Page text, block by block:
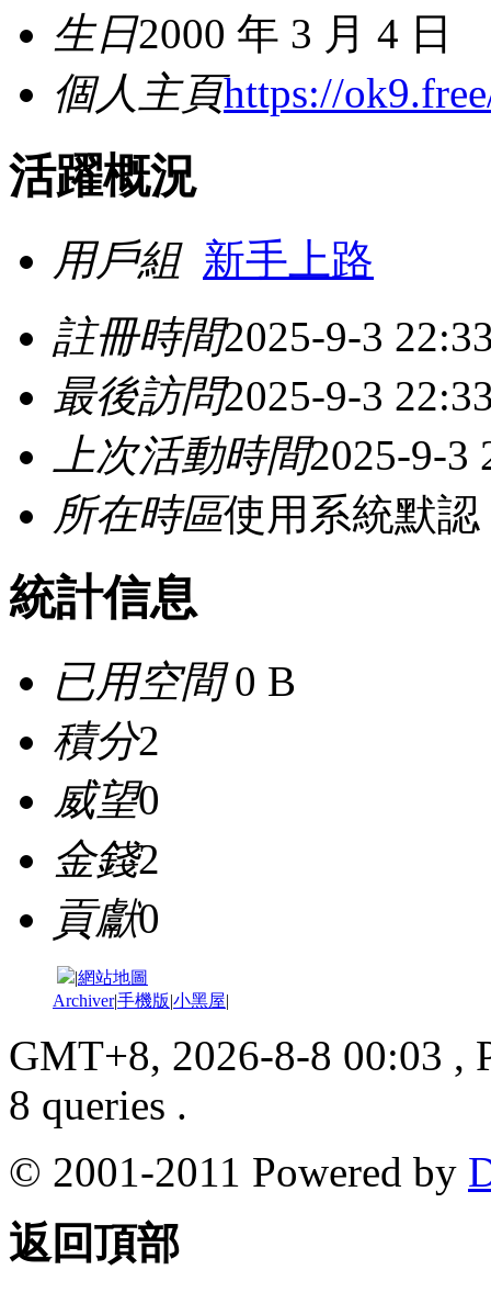
生日2000 年 3 月 4 日
個人主頁https://
活躍概況
用戶組 新手上路
註冊時間2025-9-3
最後訪問2025-9-3
上次活動時間2025-9-3
所在時區使用系統默認
統計信息
已用空間0 B
積分2
威望0
金錢2
貢獻0
|網站地圖
Archiver|手機版|小黑屋|
GMT+8, 2026-8-8 00:03 ,
8 queries .
© 2001-2011 Powered by
返回頂部